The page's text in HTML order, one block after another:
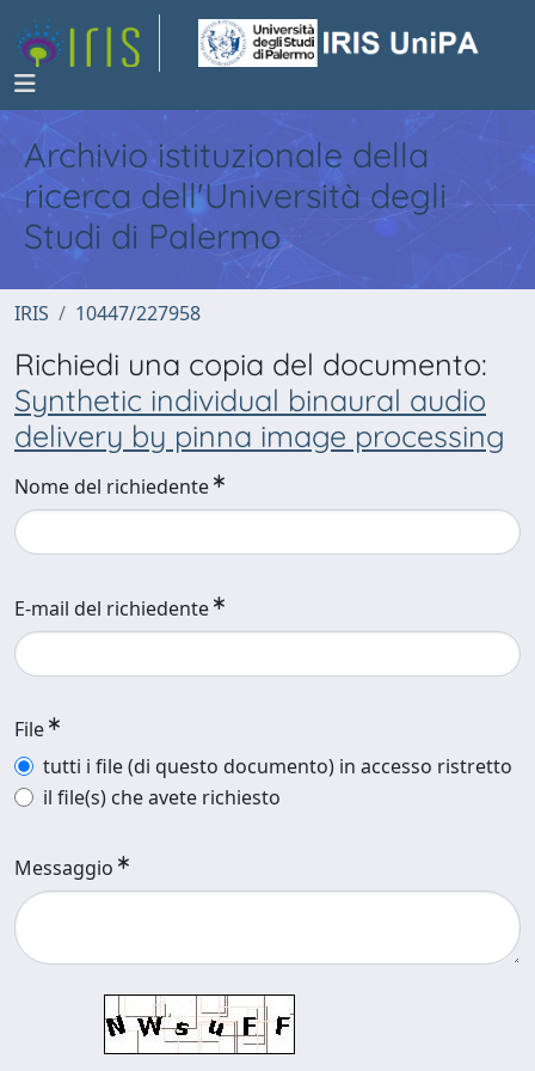
Archivio istituzionale della
ricerca dell'Università degli
Studi di Palermo
IRIS 10447/227958
Richiedi una copia del documento:
Synthetic individual binaural audio
delivery by pinna image processing
Nome del richiedente
E-mail del richiedente
File
tutti i file (di questo documento) in accesso ristretto
il file(s) che avete richiesto
Messaggio